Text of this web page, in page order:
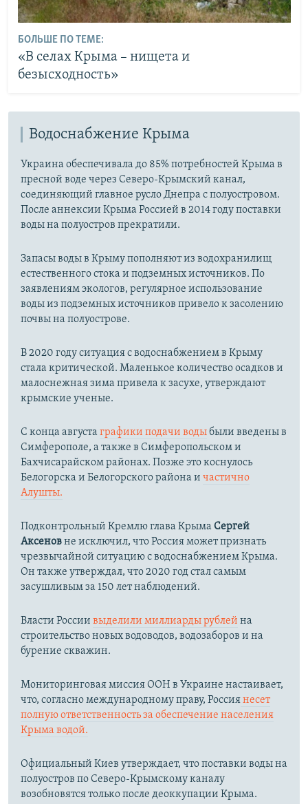
БОЛЬШЕ ПО ТЕМЕ:
«В селах Крыма – нищета и
безысходность»
Водоснабжение Крыма
Украина обеспечивала до 85% потребностей Крыма в
пресной воде через Северо-Крымский канал,
соединяющий главное русло Днепра с полуостровом.
После аннексии Крыма Россией в 2014 году поставки
воды на полуостров прекратили.
Запасы воды в Крыму пополняют из водохранилищ
естественного стока и подземных источников. По
заявлениям экологов, регулярное использование
воды из подземных источников привело к засолению
почвы на полуострове.
В 2020 году ситуация с водоснабжением в Крыму
стала критической. Маленькое количество осадков и
малоснежная зима привела к засухе, утверждают
крымские ученые.
С конца августа графики подачи водыбыли введены в
Симферополе, а также в Симферопольском и
Бахчисарайском районах. Позже это коснулось
Белогорска и Белогорского района и частично
Алушты.
Подконтрольный Кремлю глава Крыма Сергей
Аксеновне исключил, что Россия может признать
чрезвычайной ситуацию с водоснабжением Крыма.
Он также утверждал, что 2020 год стал самым
засушливым за 150 лет наблюдений.​
Власти России выделили миллиарды рублей на
строительство новых водоводов, водозаборов и на
бурение скважин.
Мониторинговая миссия ООН в Украине настаивает,
что, согласно международному праву, Россиянесет
полную ответственность за обеспечение населения
Крыма водой.
Официальный Киев утверждает, что поставки воды на
полуостров по Северо-Крымскому каналу
возобновятся только после деоккупации Крыма.